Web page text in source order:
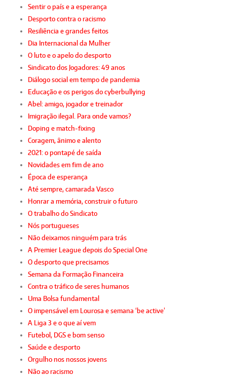
Sentir o país e a esperança
Desporto contra o racismo
Resiliência e grandes feitos
Dia Internacional da Mulher
O luto e o apelo do desporto
Sindicato dos Jogadores: 49 anos
Diálogo social em tempo de pandemia
Educação e os perigos do cyberbullying
Abel: amigo, jogador e treinador
Imigração ilegal. Para onde vamos?
Doping e match-fixing
Coragem, ânimo e alento
2021: o pontapé de saída
Novidades em fim de ano
Época de esperança
Até sempre, camarada Vasco
Honrar a memória, construir o futuro
O trabalho do Sindicato
Nós portugueses
Não deixamos ninguém para trás
A Premier League depois do Special One
O desporto que precisamos
Semana da Formação Financeira
Contra o tráfico de seres humanos
Uma Bolsa fundamental
O impensável em Lourosa e semana ‘be active’
A Liga 3 e o que aí vem
Futebol, DGS e bom senso
Saúde e desporto
Orgulho nos nossos jovens
Não ao racismo